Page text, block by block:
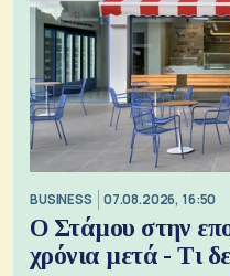
BUSINESS 07.08.2026, 16:50
Ο Στάμου στην
χρόνια μετά - Τι